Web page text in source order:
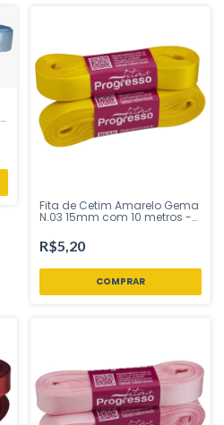
Fita de Cetim Amarelo Gema
N.03 15mm com 10 metros -
Festa Loja
R$5,20